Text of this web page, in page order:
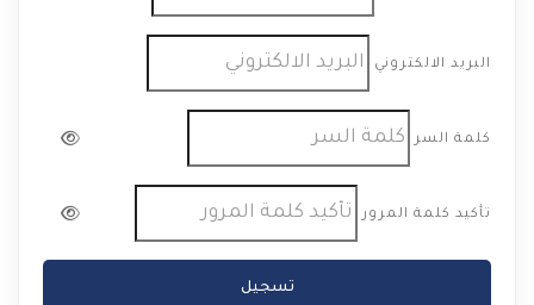
البريد الالكتروني
كلمة السر
تأكيد كلمة المرور
تسجيل